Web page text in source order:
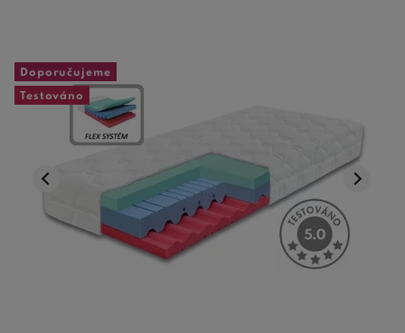
Doporučujeme
Testováno